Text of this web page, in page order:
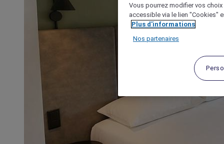
Vous pourrez modifier vos
accessible via le lien "Cookies"
Plus d'informations
Nos partenaires